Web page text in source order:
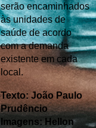
serão encaminhados
às unidades de
saúde de acordo
com a demanda
existente em cada
local.
Texto: João Paulo
Prudêncio
Imagens: Hellon